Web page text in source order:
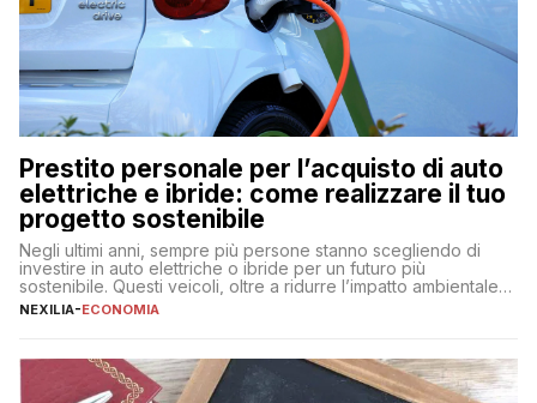
Prestito personale per l’acquisto di auto
elettriche e ibride: come realizzare il tuo
progetto sostenibile
Negli ultimi anni, sempre più persone stanno scegliendo di
investire in auto elettriche o ibride per un futuro più
sostenibile. Questi veicoli, oltre a ridurre l’impatto ambientale,
offrono vantaggi economici a lungo termine, come minori costi
fare se non […]
NEXILIA-ECONOMIA